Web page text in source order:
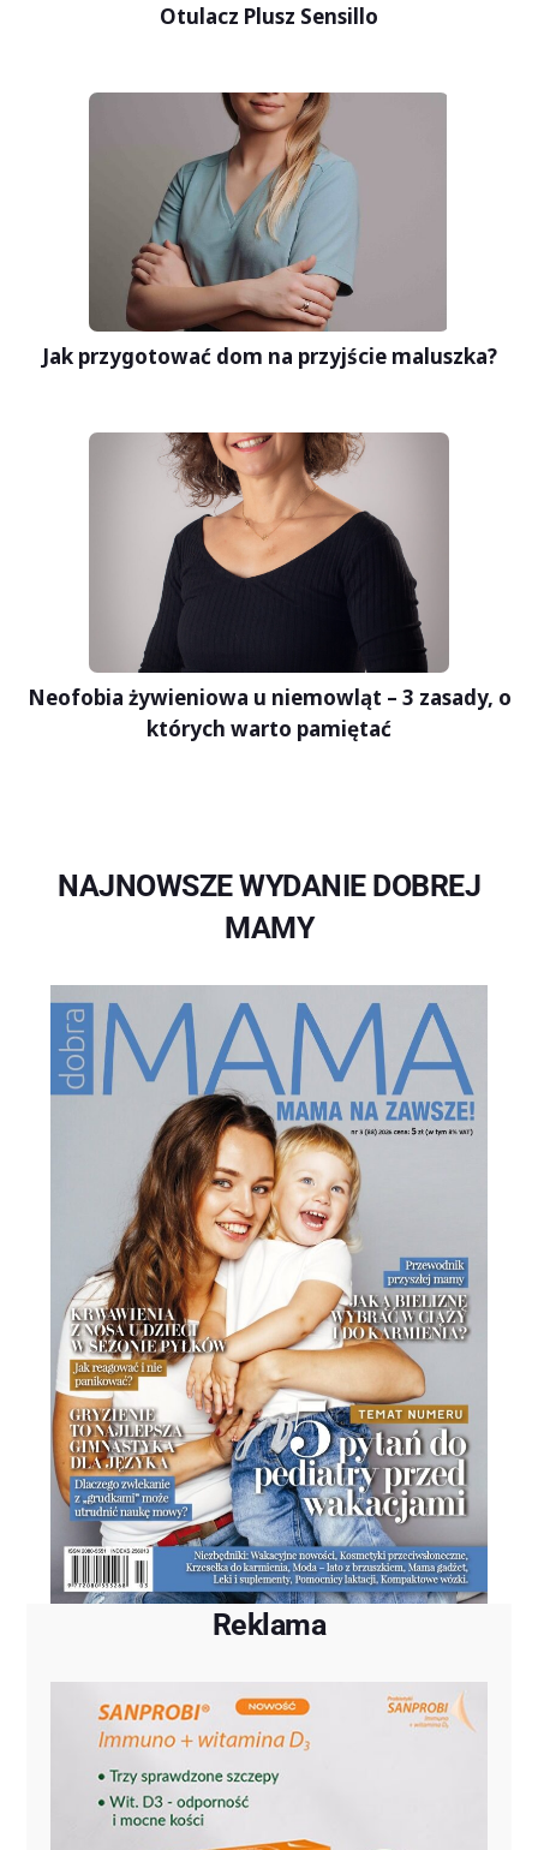
Otulacz Plusz Sensillo
Jak przygotować dom na przyjście maluszka?
Neofobia żywieniowa u niemowląt – 3 zasady, o
których warto pamiętać
NAJNOWSZE WYDANIE DOBREJ
MAMY
Reklama